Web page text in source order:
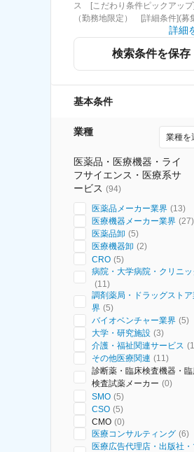
ス [こだわり条件ピックアップ
（勤務地限定） [詳細条件](募
情報)転勤なし（勤務地限定）
詳細
検索条件を保存
基本条件
業種 業種を
医薬品・医療機器・ライ
フサイエンス・医療系サ
ービス (94)
医薬品メーカー業界 (13)
医療機器メーカー業界 (27)
医薬品卸 (5)
医療機器卸 (2)
CRO (5)
病院・大学病院・クリニッ
(11)
調剤薬局・ドラッグスト
界 (5)
バイオベンチャー業界 (5)
大学・研究施設 (3)
介護・福祉関連サービス (
その他医療関連 (11)
診断薬・臨床検査機器・
検査試薬メーカー (0)
SMO (5)
CSO (5)
CMO (0)
医療コンサルティング (6)
医療広告代理店・出版社・